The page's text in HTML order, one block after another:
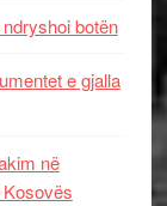
botën
e gjalla
në